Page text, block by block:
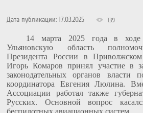
Дата публикации: 17.03.2025 139
14 марта 2025 года в ходе
Ульяновскую область
Президента России в
Игорь Комаров принял участие в
законодательных органов власти
координатора Евгения Люлина.
Ассоциации работал также
Русских. Основной вопрос
беспилотных авиационных систем.